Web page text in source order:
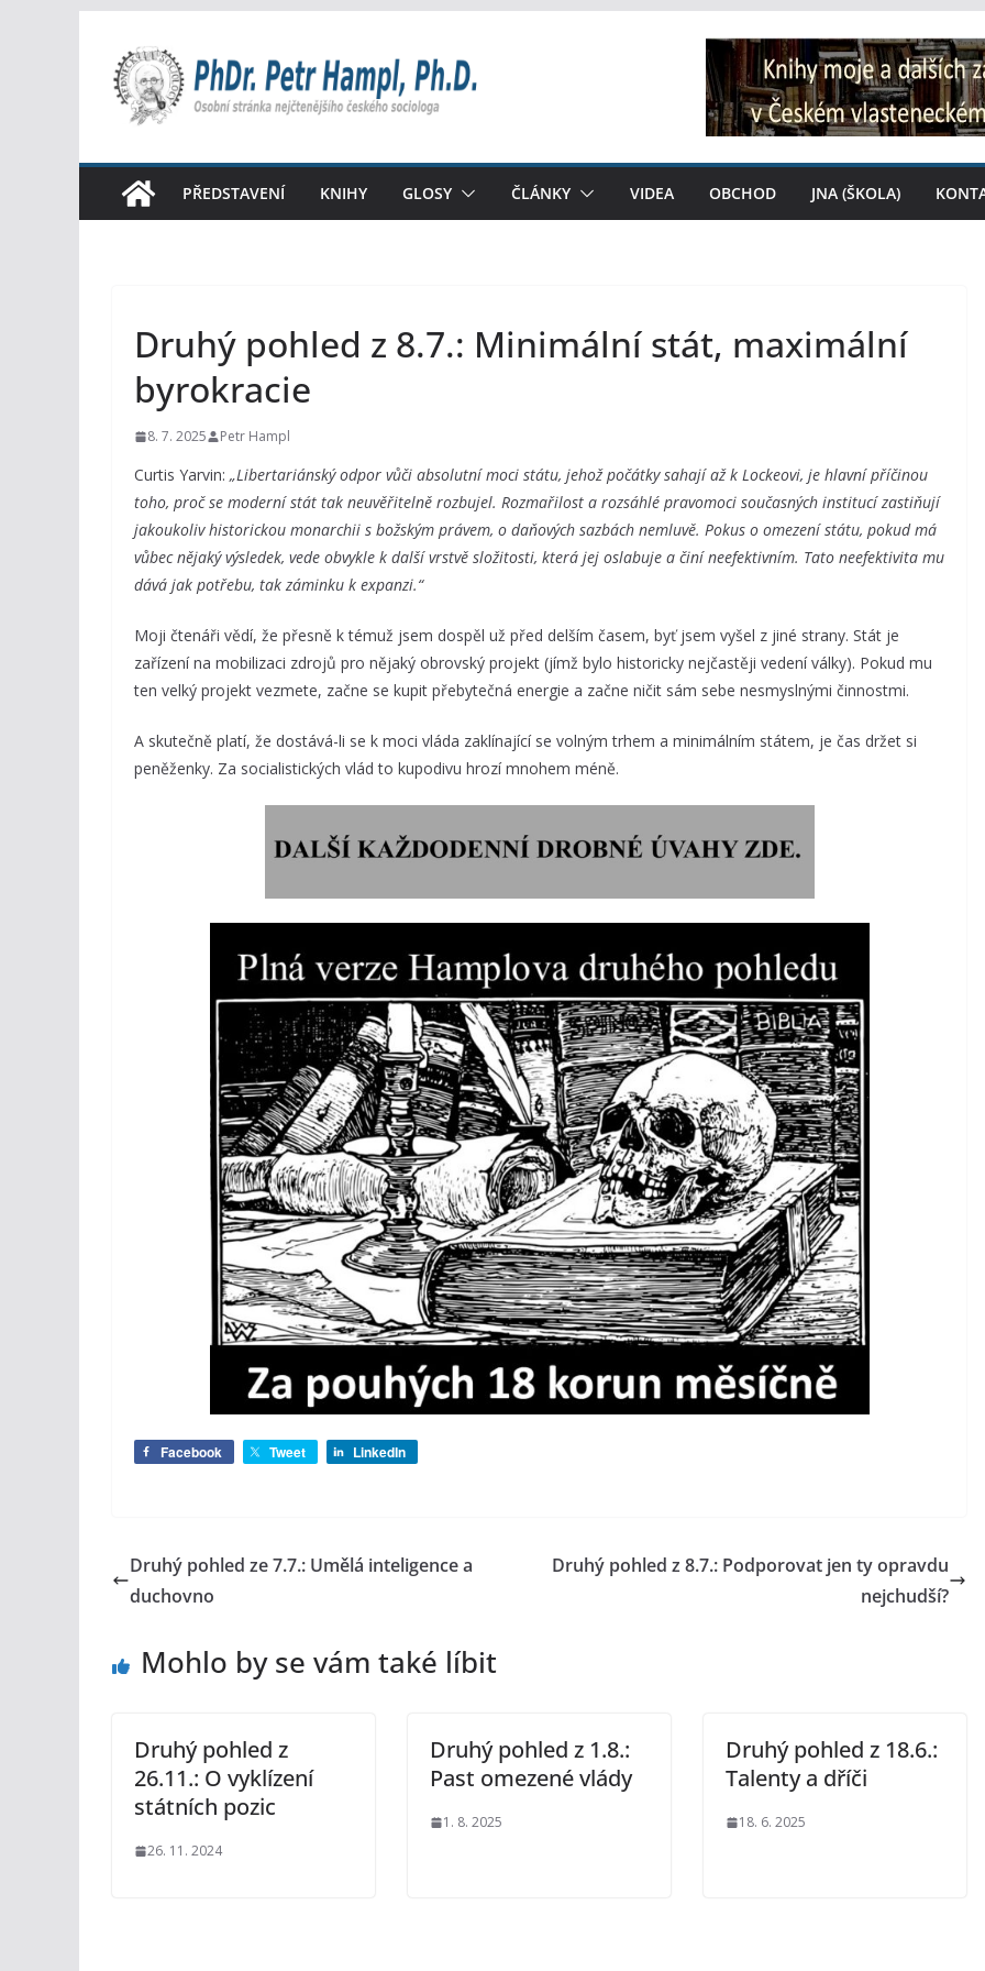
obsah
PŘEDSTAVENÍ KNIHY GLOSY ČLÁNKY VIDEA OBCHOD JNA (ŠKOLA)
Druhý pohled z 8.7.: Minimální stát, maximální
byrokracie
8. 7. 2025 Petr Hampl
Curtis Yarvin: „Libertariánský odpor vůči absolutní moci státu, jehož počátky sahají až k Lockeovi, je hlavní příčinou
toho, proč se moderní stát tak neuvěřitelně rozbujel. Rozmařilost a rozsáhlé pravomoci současných institucí zastiňují
jakoukoliv historickou monarchii s božským právem, o daňových sazbách nemluvě. Pokus o omezení státu, pokud má
vůbec nějaký výsledek, vede obvykle k další vrstvě složitosti, která jej oslabuje a činí neefektivním. Tato neefektivita mu
dává jak potřebu, tak záminku k expanzi.“
Moji čtenáři vědí, že přesně k témuž jsem dospěl už před delším časem, byť jsem vyšel z jiné strany. Stát je
zařízení na mobilizaci zdrojů pro nějaký obrovský projekt (jímž bylo historicky nejčastěji vedení války). Pokud mu
ten velký projekt vezmete, začne se kupit přebytečná energie a začne ničit sám sebe nesmyslnými činnostmi.
A skutečně platí, že dostává-li se k moci vláda zaklínající se volným trhem a minimálním státem, je čas držet si
peněženky. Za socialistických vlád to kupodivu hrozí mnohem méně.
Facebook Tweet LinkedIn
Druhý pohled ze 7.7.: Umělá inteligence a
duchovno
Druhý pohled z 8.7.: Podporovat jen ty opravdu
nejchudší?
Mohlo by se vám také líbit
Druhý pohled z
26.11.: O vyklízení
státních pozic
26. 11. 2024
Druhý pohled z 1.8.:
Past omezené vlády
1. 8. 2025
Druhý pohled z 18.6.:
Talenty a dříči
18. 6. 2025